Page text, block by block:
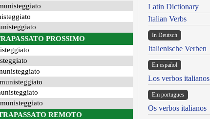
PROSSIMO
REMOTO
Latin Dictionary
Italian Verbs
In Deutsch
Italienische Verben
En español
Los verbos italianos
Em portugues
Os verbos italianos